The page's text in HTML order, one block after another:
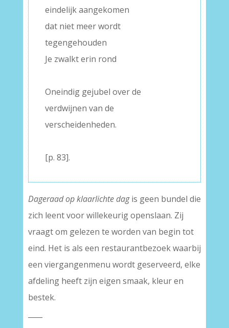
eindelijk aangekomen
dat niet meer wordt
tegengehouden
Je zwalkt erin rond
Oneindig gejubel over de
verdwijnen van de
verscheidenheden.
[p. 83].
Dageraad op klaarlichte dagis geen bundel die
zich leent voor willekeurig openslaan. Zij
vraagt om gelezen te worden van begin tot
eind. Het is als een restaurantbezoek waarbij
een viergangenmenu wordt geserveerd, elke
afdeling heeft zijn eigen smaak, kleur en
bestek.